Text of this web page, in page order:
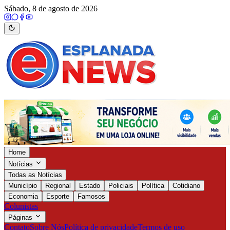
Sábado, 8 de agosto de 2026
Home
Notícias
Todas as Notícias
Município
Regional Estado Policiais Política
Cotidiano
Economia
Esporte Famosos
Colunistas
Páginas
ContatoSobre NósPolítica de privacidadeTermos de uso